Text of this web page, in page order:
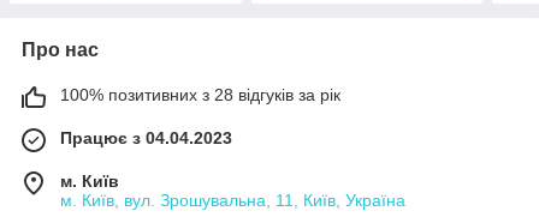
Про нас
100% позитивних з 28 відгуків за рік
Працює з 04.04.2023
м. Київ
м. Київ, вул. Зрошувальна, 11, Київ, Україна